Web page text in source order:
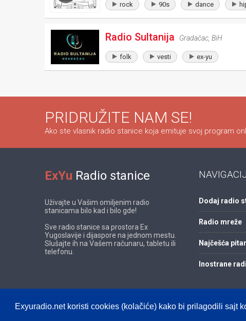
Exyuradio.net koristi cookies (kolačiće) kako bi prilagodili sajt
rock 90s dance
Radio Sultanija Gradačac BiH
folk vesti ex-yu
PRIDRUŽITE NAM SE!
Ako ste vlasnik radio stanice koja emituje svoj program
ExYu Radio stanice
Uživajte u Vašim omiljenim radio
stanicama bilo kad i bilo gde!
Sve radio stanice sa prostora Ex
Yugoslavije i dijaspore na jednom mestu.
Slušajte ih na Vašem računaru, tabletu ili
telefonu.
Dodaj radio
Radio mreže
Najčešća
Inostrane
© 2012 - 2026! exyuradio.net -Politika privatnosti-created